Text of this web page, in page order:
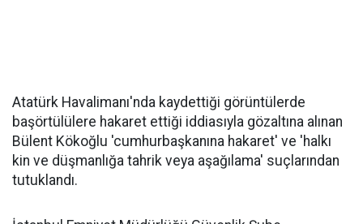
Atatürk Havalimanı'nda kaydettiği görüntülerde
başörtülülere hakaret ettiği iddiasıyla gözaltına alınan
Bülent Kökoğlu 'cumhurbaşkanına hakaret' ve 'halkı
kin ve düşmanlığa tahrik veya aşağılama' suçlarından
tutuklandı.